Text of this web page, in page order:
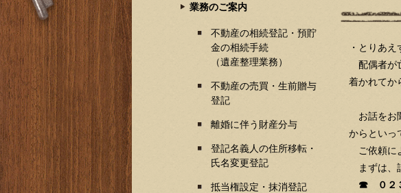
・とりあえ
配偶者が
着かれてか
お話をお
からといっ
ご依頼に
まずは、
☎ ０２
業務のご案内
不動産の相続登記・預貯
金の相続手続
（遺産整理業務）
不動産の売買・生前贈与
登記
離婚に伴う財産分与
登記名義人の住所移転・
氏名変更登記
抵当権設定・抹消登記